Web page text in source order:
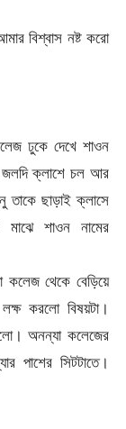
বিশ্বাস নষ্ট করো
ঢুকে দেখে শাওন
ক্লাশে চল আর
তাকে ছাড়াই ক্লাসে
শাওন নামের
থেকে বেড়িয়ে
করলো বিষয়টা।
অনন্যা কলেজের
পাশের সিটটাতে।